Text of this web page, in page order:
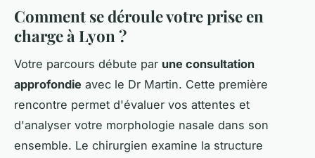
Comment se déroule votre prise en
charge à Lyon ?
Votre parcours débute par une consultation
approfondie avec le Dr Martin. Cette première
rencontre permet d'évaluer vos attentes et
d'analyser votre morphologie nasale dans son
ensemble. Le chirurgien examine la structure